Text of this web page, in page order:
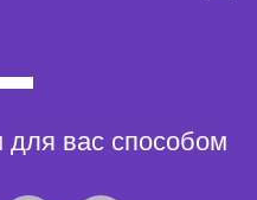
вас способом